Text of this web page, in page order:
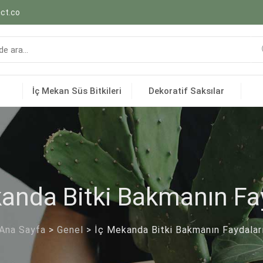
İç Mekan Süs Bitkileri Dekoratif Saksılar
Bitki Bakmanın
Ana Sayfa > Genel > İç Mekanda Bitki Bakmanın